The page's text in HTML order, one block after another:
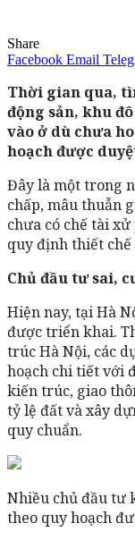
Share
Facebook Email
Thời gian qua,
động sản, khu
vào ở dù chưa
hoạch được
Đây là một trong
chấp, mâu thuẫn
chưa có chế tài
quy định thiết chế
Chủ đầu tư sai,
Hiện nay, tại Hà
được triển khai.
trúc Hà Nội, các
hoạch chi tiết với
kiến trúc, giao
tỷ lệ đất và xây
quy chuẩn.
Nhiều chủ đầu tư
theo quy hoạch